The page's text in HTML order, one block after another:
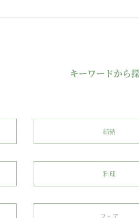
キーワードから
結納
料理
フェア